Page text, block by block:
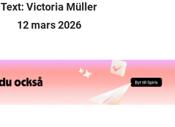
Text: Victoria Müller
12 mars 2026